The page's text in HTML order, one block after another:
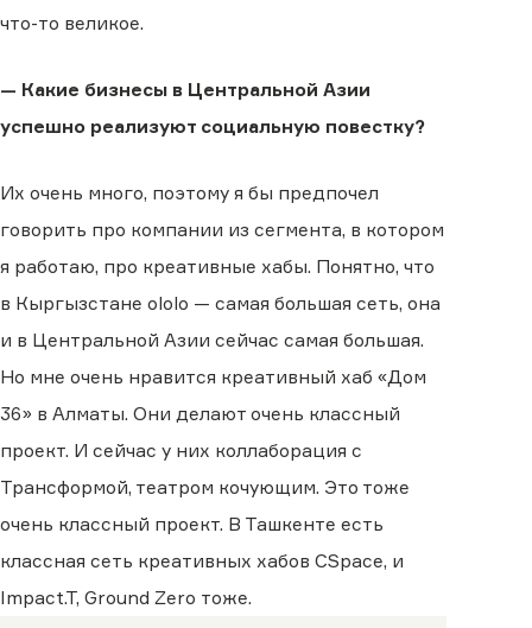
что-то великое.
— Какие бизнесы в Центральной Азии
успешно реализуют социальную повестку?
Их очень много, поэтому я бы предпочел
говорить про компании из сегмента, в котором
я работаю, про креативные хабы. Понятно, что
в Кыргызстане ololo — самая большая сеть, она
и в Центральной Азии сейчас самая большая.
Но мне очень нравится креативный хаб «‎Дом
36» в Алматы. Они делают очень классный
проект. И сейчас у них коллаборация с
Трансформой, театром кочующим. Это тоже
очень классный проект. В Ташкенте есть
классная сеть креативных хабов CSpace, и
Impact.T, Ground Zero тоже.